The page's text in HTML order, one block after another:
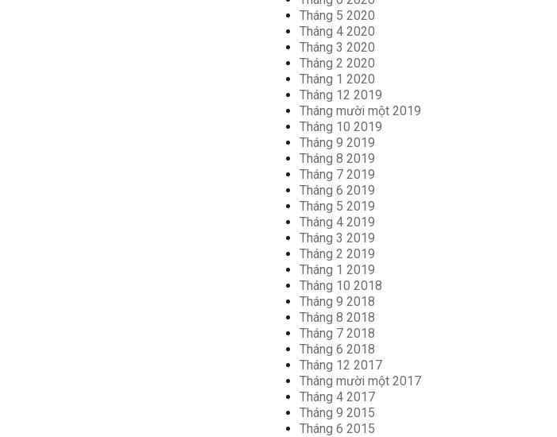
Tháng 5 2020
Tháng 4 2020
Tháng 3 2020
Tháng 2 2020
Tháng 1 2020
Tháng 12 2019
Tháng mười một 2019
Tháng 10 2019
Tháng 9 2019
Tháng 8 2019
Tháng 7 2019
Tháng 6 2019
Tháng 5 2019
Tháng 4 2019
Tháng 3 2019
Tháng 2 2019
Tháng 1 2019
Tháng 10 2018
Tháng 9 2018
Tháng 8 2018
Tháng 7 2018
Tháng 6 2018
Tháng 12 2017
Tháng mười một 2017
Tháng 4 2017
Tháng 9 2015
Tháng 6 2015